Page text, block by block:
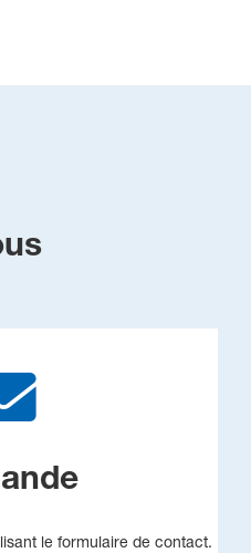
le formulaire de contact.